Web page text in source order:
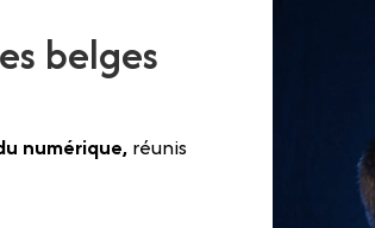
belges
numérique, réunis